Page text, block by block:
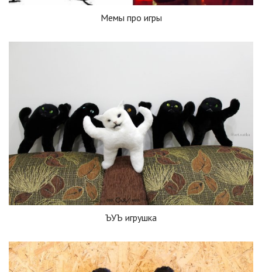
Мемы про игры
ЪУЪ игрушка